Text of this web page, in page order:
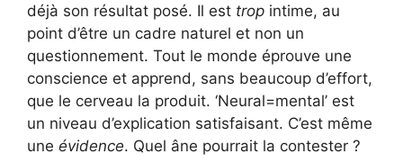
déjà son résultat posé. Il est trop intime, au
point d’être un cadre naturel et non un
questionnement. Tout le monde éprouve une
conscience et apprend, sans beaucoup d’effort,
que le cerveau la produit. ‘Neural=mental’ est
un niveau d’explication satisfaisant. C’est même
une évidence. Quel âne pourrait la contester ?